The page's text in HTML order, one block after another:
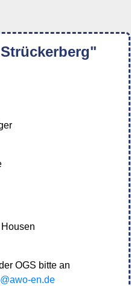
OGS bitte an
en.de